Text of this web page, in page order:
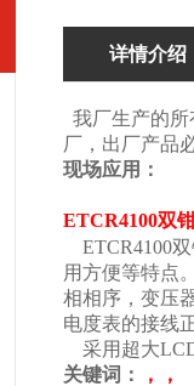
详情介绍
我厂生产的
厂，出厂产品
现场应用：
ETCR4100双
ETCR4100
用方便等特点
相相序，变压
电度表的接线
采用超大
关键词：
，，